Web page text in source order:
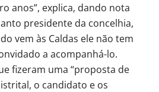
anos”, explica, dando nota
presidente da concelhia,
vem às Caldas ele não tem
a acompanhá-lo.
fizeram uma “proposta de
o candidato e os